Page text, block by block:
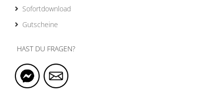
Sofortdownload
Gutscheine
HAST DU FRAGEN?